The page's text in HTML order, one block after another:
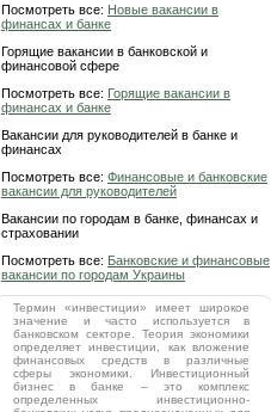
Посмотреть все: Новые вакансии в
финансах и банке
Горящие вакансии в банковской и
финансовой сфере
Посмотреть все: Горящие вакансии в
финансах и банке
Вакансии для руководителей в банке и
финансах
Посмотреть все: Финансовые и банковские
вакансии для руководителей
Вакансии по городам в банке, финансах и
страховании
Посмотреть все: Банковские и финансовые
вакансии по городам Украины
Термин «инвестиции» имеет широкое
значение и часто используется в
банковском секторе. Теория экономики
определяет инвестиции, как вложение
финансовых средств в различные
сферы экономики. Инвестиционный
бизнес в банке – это комплекс
определенных инвестиционно-